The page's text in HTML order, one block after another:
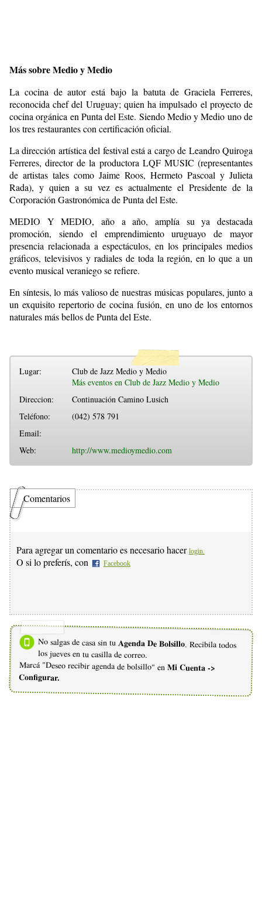
Más sobre Medio y Medio
La cocina de autor está bajo la batuta de Graciela Ferreres,
reconocida chef del Uruguay; quien ha impulsado el proyecto de
cocina orgánica en Punta del Este. Siendo Medio y Medio uno de
los tres restaurantes con certificación oficial.
La dirección artística del festival está a cargo de Leandro Quiroga
Ferreres, director de la productora LQF MUSIC (representantes
de artistas tales como Jaime Roos, Hermeto Pascoal y Julieta
Rada), y quien a su vez es actualmente el Presidente de la
Corporación Gastronómica de Punta del Este.
MEDIO Y MEDIO, año a año, amplía su ya destacada
promoción, siendo el emprendimiento uruguayo de mayor
presencia relacionada a espectáculos, en los principales medios
gráficos, televisivos y radiales de toda la región, en lo que a un
evento musical veraniego se refiere.
En síntesis, lo más valioso de nuestras músicas populares, junto a
un exquisito repertorio de cocina fusión, en uno de los entornos
naturales más bellos de Punta del Este.
Lugar:
Club de Jazz Medio y Medio
Más eventos en Club de Jazz Medio y Medio
Direccion:
Continuación Camino Lusich
Teléfono:
(042) 578 791
Email:
Web:
http://www.medioymedio.com
Comentarios
Para agregar un comentario es necesario hacer login.
O si lo preferís, con Facebook
No salgas de casa sin tu Agenda De Bolsillo. Recibila todos
los jueves en tu casilla de correo.
Marcá "Deseo recibir agenda de bolsillo" en Mi Cuenta ->
Configurar.